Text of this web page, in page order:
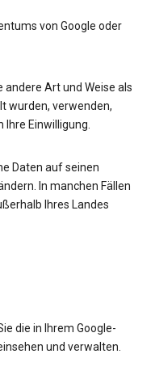
von Google oder
Art und Weise als
wurden, verwenden,
Einwilligung.
Daten auf seinen
In manchen Fällen
Ihres Landes
die in Ihrem Google-
und verwalten.